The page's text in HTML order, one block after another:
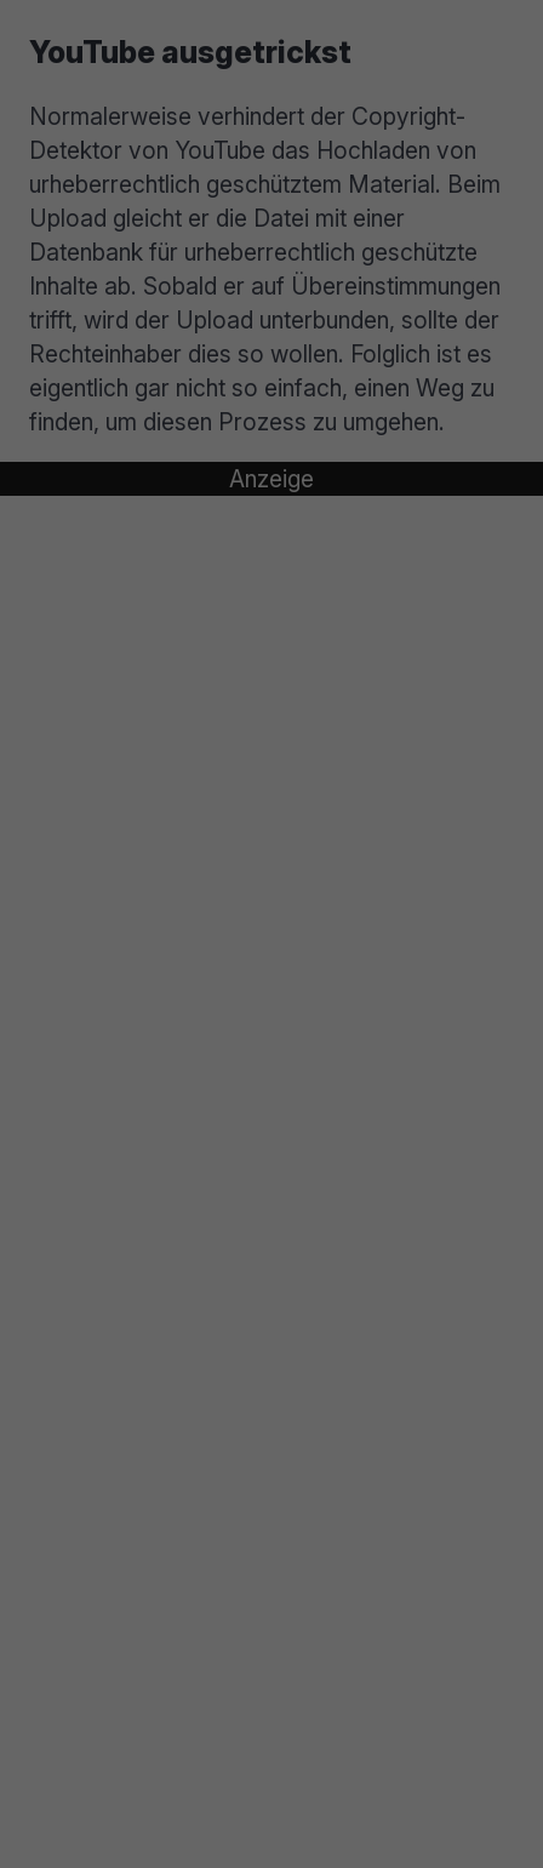
YouTube ausgetrickst
Normalerweise verhindert der Copyright-
Detektor von YouTube das Hochladen von
urheberrechtlich geschütztem Material. Beim
Upload gleicht er die Datei mit einer
Datenbank für urheberrechtlich geschützte
Inhalte ab. Sobald er auf Übereinstimmungen
trifft, wird der Upload unterbunden, sollte der
Rechteinhaber dies so wollen. Folglich ist es
eigentlich gar nicht so einfach, einen Weg zu
finden, um diesen Prozess zu umgehen.